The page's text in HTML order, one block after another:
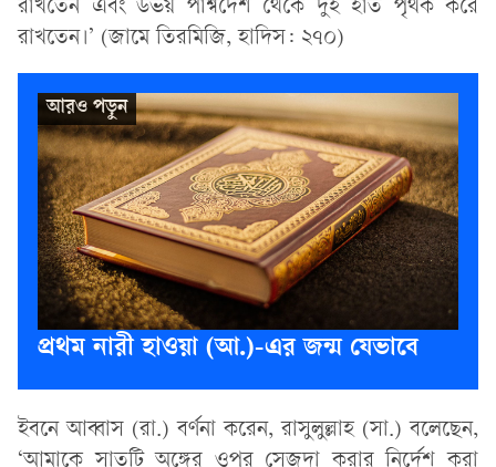
রাখতেন এবং উভয় পার্শ্বদেশ থেকে দুই হাত পৃথক করে
রাখতেন।’ (জামে তিরমিজি, হাদিস: ২৭০)
প্রথম নারী হাওয়া (আ.)-এর জন্ম যেভাবে
ইবনে আব্বাস (রা.) বর্ণনা করেন, রাসুলুল্লাহ (সা.) বলেছেন,
‘আমাকে সাতটি অঙ্গের ওপর সেজদা করার নির্দেশ করা